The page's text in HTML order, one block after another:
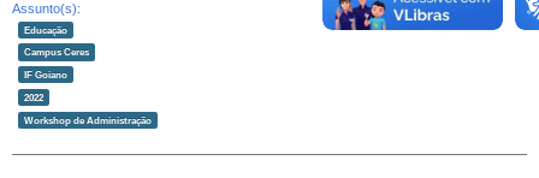
Assunto(s):
Educação
Campus Ceres
IF Goiano
2022
Workshop de Administração